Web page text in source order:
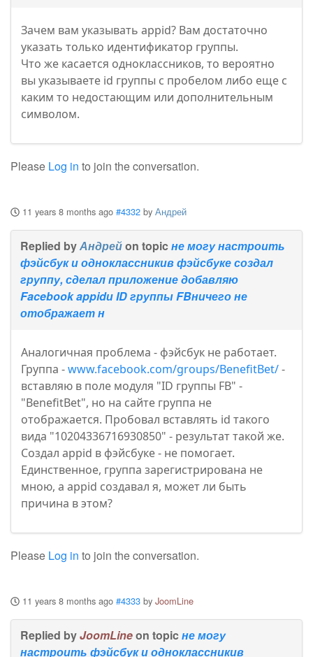
Зачем вам указывать appid? Вам достаточно
указать только идентификатор группы.
Что же касается одноклассников, то вероятно
вы указываете id группы с пробелом либо еще с
каким то недостающим или дополнительным
символом.
Please Log in to join the conversation.
11 years 8 months ago #4332 by Андрей
Replied byАндрейon topic не могу настроить
фэйсбук и одноклассникив фэйсбуке создал
группу, сделал приложение добавляю
Facebook appidи ID группы FBничего не
отображает н
Аналогичная проблема - фэйсбук не работает.
Группа -www.facebook.com/groups/BenefitBet/-
вставляю в поле модуля "ID группы FB" -
"BenefitBet", но на сайте группа не
отображается. Пробовал вставлять id такого
вида "10204336716930850" - результат такой же.
Создал appid в фэйсбуке - не помогает.
Единственное, группа зарегистрирована не
мною, а appid создавал я, может ли быть
причина в этом?
Please Log in to join the conversation.
11 years 8 months ago #4333 by JoomLine
Replied byJoomLineon topic не могу
настроить фэйсбук и одноклассникив